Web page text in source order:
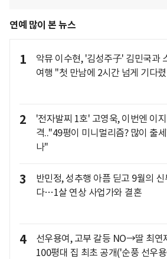
연예 많이 본 뉴스
1
악뮤 이수현, '김성주子' 김민국과
여행 "첫 만남에 2시간 넘게 기다
2
'전자발찌 1호' 고영욱, 이번엔 이
격.."49평이 미니멀리즘? 많이 출
나"
3
반민정, 성추행 아픔 딛고 9월의 신
다…1살 연상 사업가와 결혼
4
선우용여, 고부 갈등 NO→딸 최연
100평대 집 최초 공개('순풍 선우